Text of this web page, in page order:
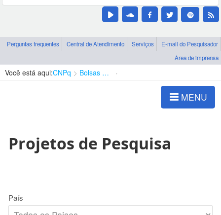
Perguntas frequentes Central de Atendimento Serviços
E-mail do Pesquisador
Área de imprensa
Você está aqui:CNPq Bolsas e Auxílios Vigentes
MENU
Projetos de Pesquisa
País